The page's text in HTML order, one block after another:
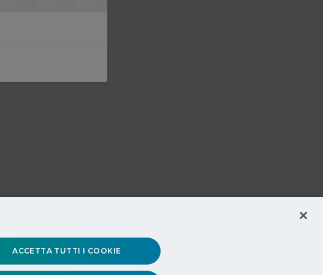
ACCETTA TUTTI I COOKIE